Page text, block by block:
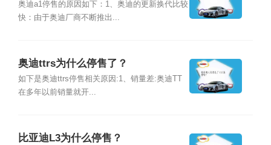
奥迪a1停售的原因如下：1、奥迪的更新换代比较
快：由于奥迪厂商不断推出...
奥迪ttrs为什么停售了？
如下是奥迪ttrs停售相关原因:1、销量差:奥迪TT
在多年以前销量就开...
比亚迪L3为什么停售？